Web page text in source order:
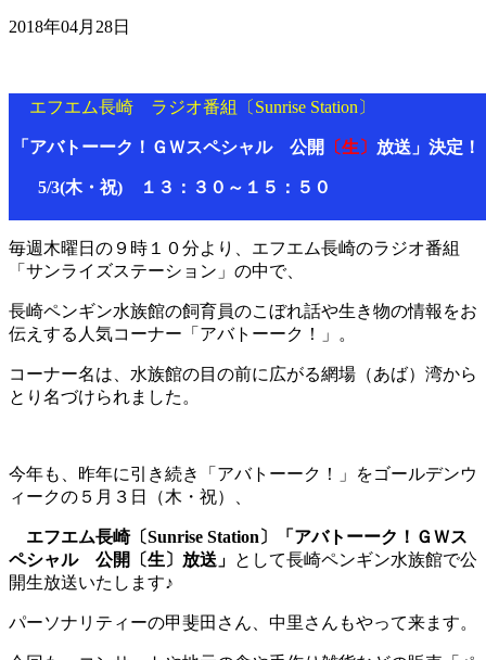
2018年04月28日
エフエム長崎 ラジオ番組〔Sunrise Station〕
「アバトーーク！ＧＷスペシャル 公開 〔生〕 放送」決定！
5/3(木・祝) １３：３０～１５：５０
毎週木曜日の９時１０分より、エフエム長崎のラジオ番組
「サンライズステーション」の中で、
長崎ペンギン水族館の飼育員のこぼれ話や生き物の情報をお
伝えする人気コーナー「アバトーーク！」。
コーナー名は、水族館の目の前に広がる網場（あば）湾から
とり名づけられました。
今年も、昨年に引き続き「アバトーーク！」をゴールデンウ
ィークの５月３日（木・祝）、
エフエム長崎〔Sunrise Station〕「アバトーーク！ＧＷス
ペシャル 公開〔生〕放送」 として長崎ペンギン水族館で公
開生放送いたします♪
パーソナリティーの甲斐田さん、中里さんもやって来ます。